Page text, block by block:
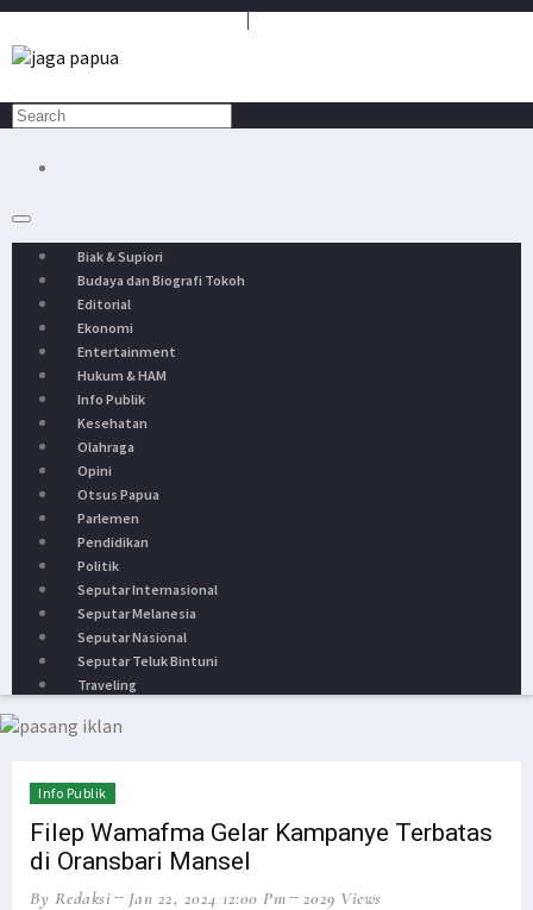
Biak & Supiori
Budaya dan Biografi Tokoh
Editorial
Ekonomi
Entertainment
Hukum & HAM
Info Publik
Kesehatan
Olahraga
Opini
Otsus Papua
Parlemen
Pendidikan
Politik
Seputar Internasional
Seputar Melanesia
Seputar Nasional
Seputar Teluk Bintuni
Traveling
HEADLINENEWS
Info Publik
Filep Wamafma Gelar Kampanye Terbatas
di Oransbari Mansel
By Redaksi Jan 22, 2024 12:00 Pm 2029 Views